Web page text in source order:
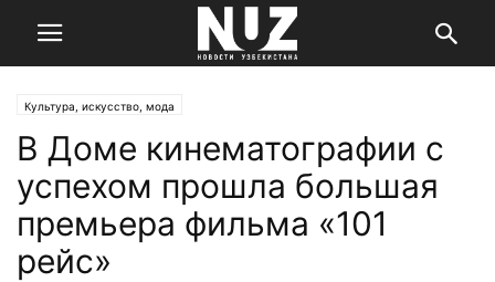
Культура, искусство, мода
В Доме кинематографии с
успехом прошла большая
премьера фильма «101
рейс»